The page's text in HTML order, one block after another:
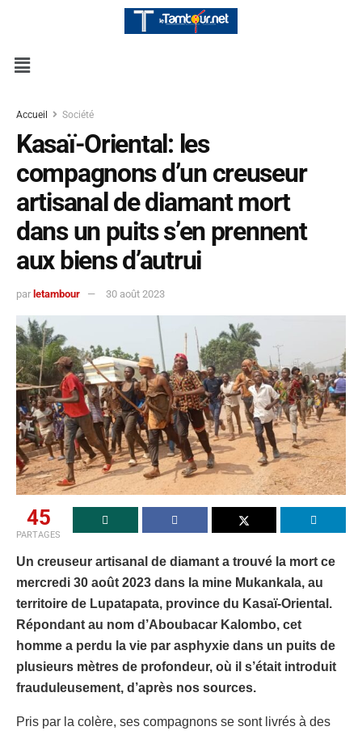
Accueil Société
Kasaï-Oriental: les
compagnons d’un creuseur
artisanal de diamant mort
dans un puits s’en prennent
aux biens d’autrui
par letambour 30 août 2023
45
PARTAGES
Un creuseur artisanal de diamant a trouvé la mort ce
mercredi 30 août 2023 dans la mine Mukankala, au
territoire de Lupatapata, province du Kasaï-Oriental.
Répondant au nom d’Aboubacar Kalombo, cet
homme a perdu la vie par asphyxie dans un puits de
plusieurs mètres de profondeur, où il s’était introduit
frauduleusement, d’après nos sources.
Pris par la colère, ses compagnons se sont livrés à des